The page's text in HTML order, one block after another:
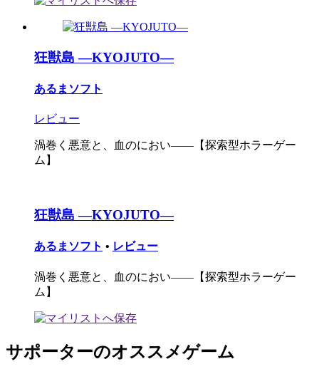
狂獣島 ―KYOJUTO―
あるまソフト
レビュー
渦巻く悪意と、血のにおい――【探索型ホラーゲー
ム】
狂獣島 ―KYOJUTO―
あるまソフト • レビュー
渦巻く悪意と、血のにおい――【探索型ホラーゲー
ム】
サポーターのオススメゲーム